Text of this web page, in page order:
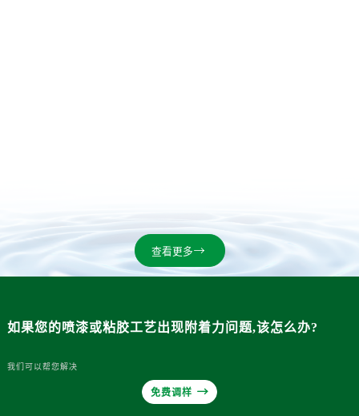
查看更多
如果您的喷漆或粘胶工艺出现附着力问题,该怎么办?
我们可以帮您解决
免费调样 